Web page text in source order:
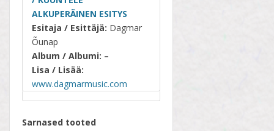
ALKUPERÄINEN ESITYS
Esitaja / Esittäjä: Dagmar
Õunap
Album / Albumi: –
Lisa / Lisää:
www.dagmarmusic.com
Sarnased tooted